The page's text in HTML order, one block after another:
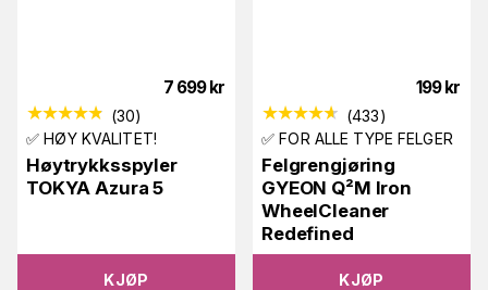
7 699 kr
(30)
✅ HØY KVALITET!
Høytrykksspyler
TOKYA Azura 5
KJØP
199 kr
(433)
✅ FOR ALLE TYPE FELGER
Felgrengjøring
GYEON Q²M Iron
WheelCleaner
Redefined
KJØP